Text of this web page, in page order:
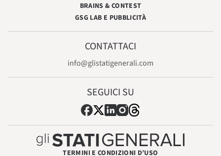
BRAINS & CONTEST
GSG LAB E PUBBLICITÀ
CONTATTACI
info@glistatigenerali.com
SEGUICI SU
TERMINI E CONDIZIONI D’USO